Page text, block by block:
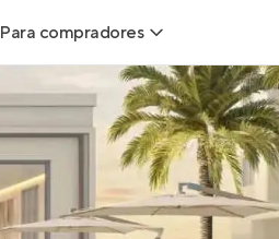
Para compradores
Buscar um imóvel novo
Calcule seu Poder de Compra
Comprar x Alugar